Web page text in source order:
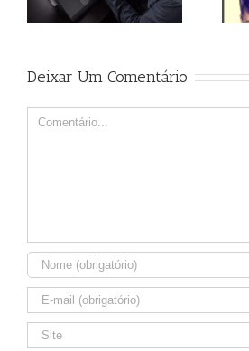
Deixar Um Comentário
Comment